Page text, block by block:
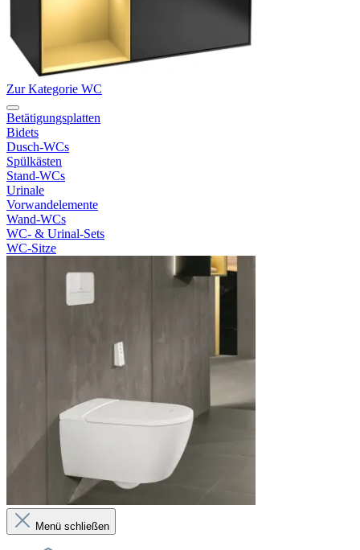
Zur Kategorie WC
Betätigungsplatten
Bidets
Dusch-WCs
Spülkästen
Stand-WCs
Urinale
Vorwandelemente
Wand-WCs
WC- & Urinal-Sets
WC-Sitze
Menü schließen